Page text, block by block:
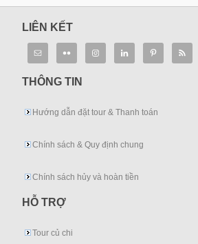
LIÊN KẾT
THÔNG TIN
Hướng dẫn đặt tour & Thanh toán
Chính sách & Quy định chung
Chính sách hủy và hoàn tiền
HỖ TRỢ
Tour củ chi